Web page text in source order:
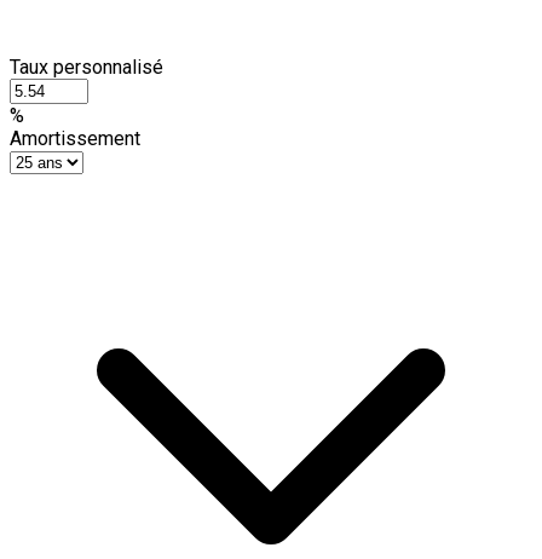
Taux personnalisé
%
Amortissement